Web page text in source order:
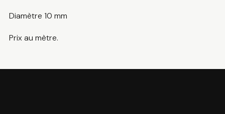
Diamètre 10 mm
Prix au mètre.